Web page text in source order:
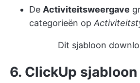
De Activiteitsweergave
categorieën op
Dit sjabloon
6. ClickUp